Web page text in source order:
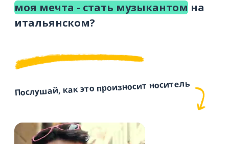
моя мечта - стать музыкантом на
итальянском?
Послушай, как это произносит носитель